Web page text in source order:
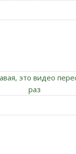
это видео
раз